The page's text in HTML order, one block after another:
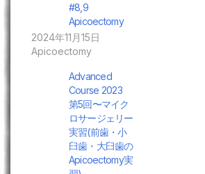
#8,9
Apicoectomy
2024年11月15日
Apicoectomy
Advanced
Course 2023
第5回〜マイク
ロサージェリー
実習(前歯・小
臼歯・大臼歯の
Apicoectomy実